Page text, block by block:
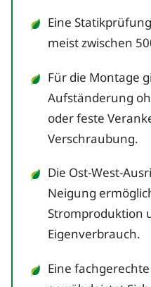
Eine
meist zwischen
Für die Montage
Aufständerung
oder feste
Verschraubung.
Die Ost-West-
Neigung
Stromproduktion
Eigenverbrauch.
Eine